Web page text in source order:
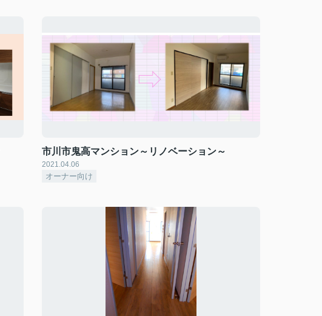
市川市鬼高マンション～リノベーション～
2021.04.06
オーナー向け